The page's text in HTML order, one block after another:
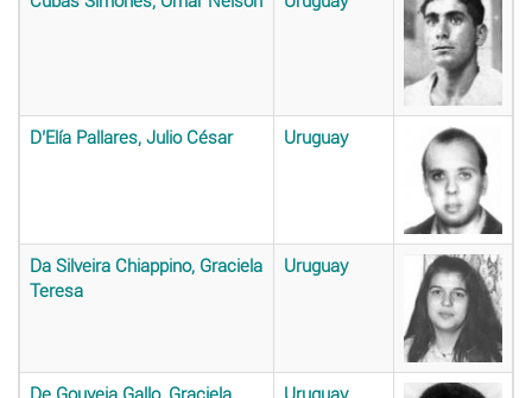
D’Elía Pallares, Julio César Uruguay
Da Silveira Chiappino, Graciela
Teresa
Uruguay